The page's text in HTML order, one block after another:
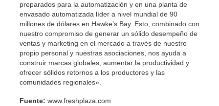
preparados para la automatización y en una planta de
envasado automatizada líder a nivel mundial de 90
millones de dólares en Hawke’s Bay. Esto, combinado con
nuestro compromiso de generar un sólido desempeño de
ventas y marketing en el mercado a través de nuestro
propio personal y nuestras asociaciones, nos ayuda a
construir marcas globales, aumentar la productividad y
ofrecer sólidos retornos a los productores y las
comunidades regionales».
Fuente: www.freshplaza.com